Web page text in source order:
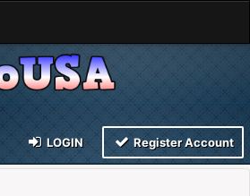
LOGIN Register Account